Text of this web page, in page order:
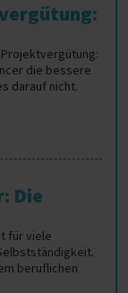
die bessere
darauf nicht.
Die
für viele
beruflichen